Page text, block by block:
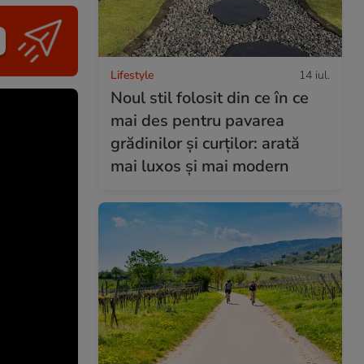
Lifestyle 14 iul.
Noul stil folosit din ce în ce
mai des pentru pavarea
grădinilor și curților: arată
mai luxos și mai modern